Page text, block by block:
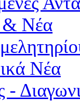
Νέα
Νέα
-